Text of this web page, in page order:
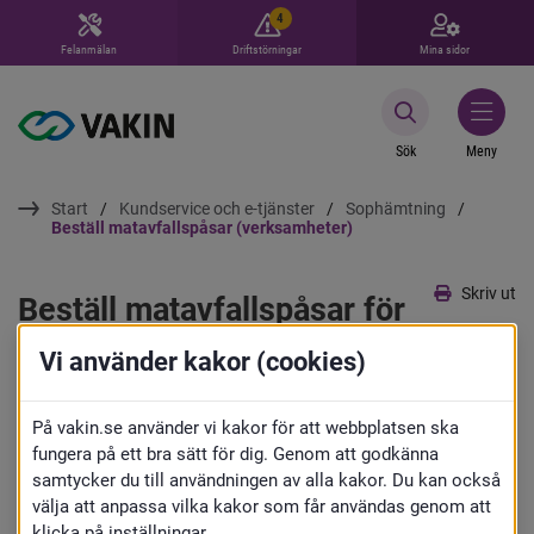
Felanmälan
4
Driftstörningar Mina sidor
Sök Meny
Start Kundservice och e-tjänster
Sophämtning
Beställ matavfallspåsar (verksamheter)
Skriv ut
Beställ matavfallspåsar för
verksamheter
Här kan verksamheter beställa
matavfallspåsar. Leverans sker
månadsvis, därför måste du beställa
Vi använder kakor (cookies)
På vakin.se använder vi kakor för att webbplatsen ska
fungera på ett bra sätt för dig. Genom att godkänna
samtycker du till användningen av alla kakor. Du kan också
välja att anpassa vilka kakor som får användas genom att